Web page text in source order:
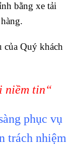
bằng xe tải
của Quý khách
niềm tin“
phục vụ
trách nhiệm